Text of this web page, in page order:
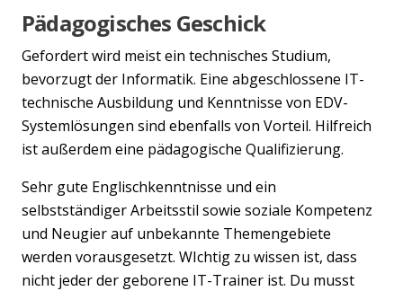
Pädagogisches Geschick
Gefordert wird meist ein technisches Studium,
bevorzugt der Informatik. Eine abgeschlossene IT-
technische Ausbildung und Kenntnisse von EDV-
Systemlösungen sind ebenfalls von Vorteil. Hilfreich
ist außerdem eine pädagogische Qualifizierung.
Sehr gute Englischkenntnisse und ein
selbstständiger Arbeitsstil sowie soziale Kompetenz
und Neugier auf unbekannte Themengebiete
werden vorausgesetzt. WIchtig zu wissen ist, dass
nicht jeder der geborene IT-Trainer ist. Du musst